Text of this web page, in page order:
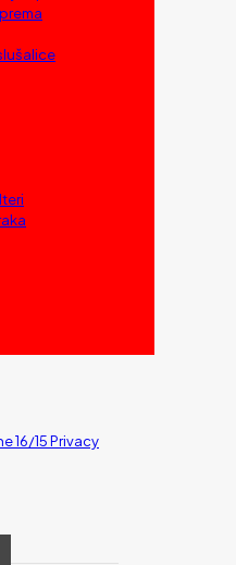
16/15 Privacy